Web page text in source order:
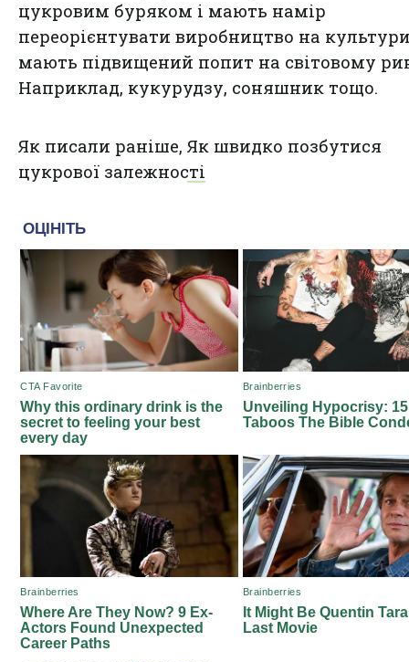
цукровим буряком і мають намір
переорієнтувати виробництво на
мають підвищений попит на світовому
Наприклад, кукурудзу, соняшник тощо.
Як писали раніше, Як швидко позбутися
цукрової залежності